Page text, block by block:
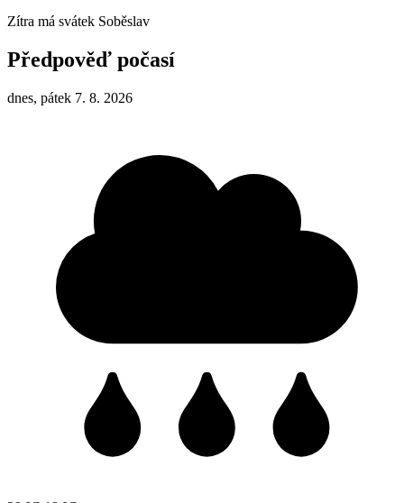
Zítra má svátek Soběslav
Předpověď počasí
dnes, pátek 7. 8. 2026